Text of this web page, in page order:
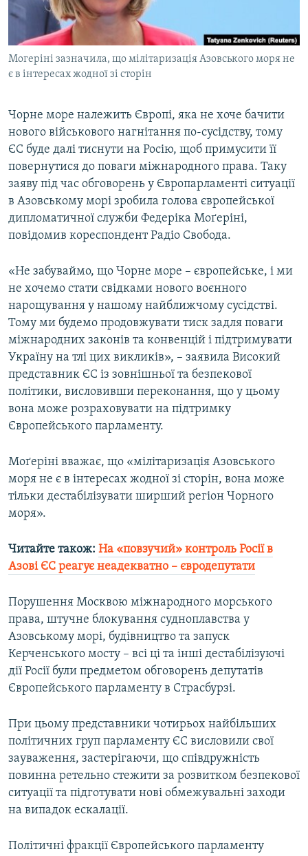
ПОДКАСТИ
КРИМ РЕАЛІЇ
РУС
КТАТ
ДОЛУЧАЙСЯ!
Могеріні зазначила, що мілітаризація Азовського моря не
є в інтересах жодної зі сторін
Чорне море належить Європі, яка не хоче бачити
нового військового нагнітання по-сусідству, тому
ЄС буде далі тиснути на Росію, щоб примусити її
повернутися до поваги міжнародного права. Таку
заяву під час обговорень у Європарламенті ситуації
в Азовському морі зробила голова європейської
дипломатичної служби Федеріка Моґеріні,
повідомив кореспондент Радіо Свобода.
«Не забуваймо, що Чорне море – європейське, і ми
не хочемо стати свідками нового воєнного
нарощування у нашому найближчому сусідстві.
Тому ми будемо продовжувати тиск задля поваги
міжнародних законів та конвенцій і підтримувати
Україну на тлі цих викликів», – заявила Високий
представник ЄС із зовнішньої та безпекової
політики, висловивши переконання, що у цьому
вона може розраховувати на підтримку
Європейського парламенту.
Моґеріні вважає, що «мілітаризація Азовського
моря не є в інтересах жодної зі сторін, вона може
тільки дестабілізувати ширший регіон Чорного
моря».
Читайте також: На «повзучий» контроль Росії в
Азові ЄС реагує неадекватно – євродепутати
Порушення Москвою міжнародного морського
права, штучне блокування судноплавства у
Азовському морі, будівництво та запуск
Керченського мосту – всі ці та інші дестабілізуючі
дії Росії були предметом обговорень депутатів
Європейського парламенту в Страсбурзі.
При цьому представники чотирьох найбільших
політичних груп парламенту ЄС висловили свої
зауваження, застерігаючи, що співдружність
повинна ретельно стежити за розвитком безпекової
ситуації та підготувати нові обмежувальні заходи
на випадок ескалації.
Політичні фракції Європейського парламенту